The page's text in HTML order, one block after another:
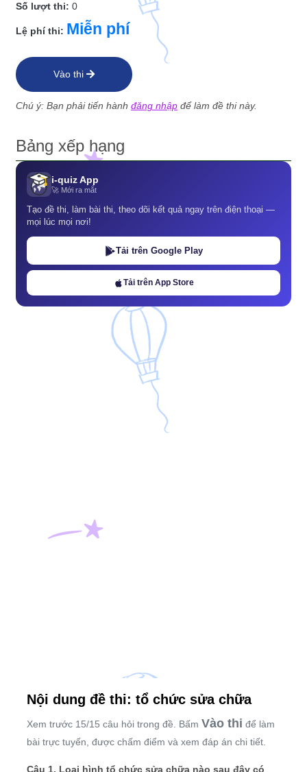
Số lượt thi: 0
Lệ phí thi: Miễn phí
Vào thi
Chú ý: Bạn phải tiến hành đăng nhập để làm đề thi này.
Bảng xếp hạng
i-quiz App
🚀 Mới ra mắt
Tạo đề thi, làm bài thi, theo dõi kết quả ngay trên điện thoại —
mọi lúc mọi nơi!
Tải trên Google Play
Tải trên App Store
Nội dung đề thi: tổ chức sửa chữa
Xem trước 15/15 câu hỏi trong đề. Bấm Vào thi để làm
bài trực tuyến, được chấm điểm và xem đáp án chi tiết.
Câu 1. Loại hình tổ chức sửa chữa nào sau đây có